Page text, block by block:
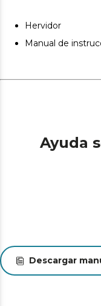
Hervidor
Manual de
Ayuda
Descargar